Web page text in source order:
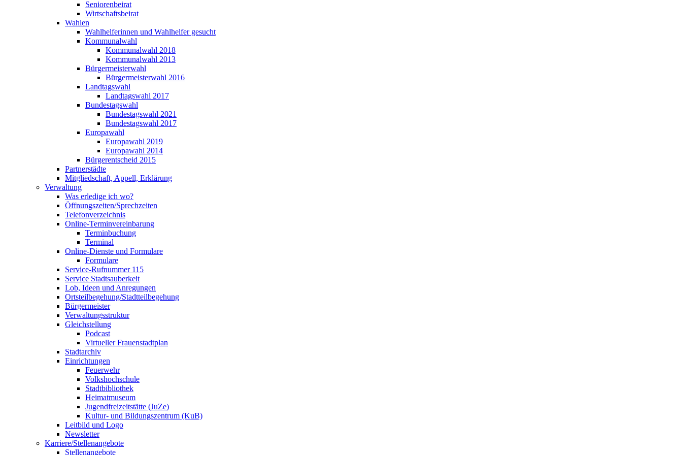
Seniorenbeirat
Wirtschaftsbeirat
Wahlen
Wahlhelferinnen und Wahlhelfer gesucht
Kommunalwahl
Kommunalwahl 2018
Kommunalwahl 2013
Bürgermeisterwahl
Bürgermeisterwahl 2016
Landtagswahl
Landtagswahl 2017
Bundestagswahl
Bundestagswahl 2021
Bundestagswahl 2017
Europawahl
Europawahl 2019
Europawahl 2014
Bürgerentscheid 2015
Partnerstädte
Mitgliedschaft, Appell, Erklärung
Verwaltung
Was erledige ich wo?
Öffnungszeiten/Sprechzeiten
Telefonverzeichnis
Online-Terminvereinbarung
Terminbuchung
Terminal
Online-Dienste und Formulare
Formulare
Service-Rufnummer 115
Service Stadtsauberkeit
Lob, Ideen und Anregungen
Ortsteilbegehung/Stadtteilbegehung
Bürgermeister
Verwaltungsstruktur
Gleichstellung
Podcast
Virtueller Frauenstadtplan
Stadtarchiv
Einrichtungen
Feuerwehr
Volkshochschule
Stadtbibliothek
Heimatmuseum
Jugendfreizeitstätte (JuZe)
Kultur- und Bildungszentrum (KuB)
Leitbild und Logo
Newsletter
Karriere/Stellenangebote
Stellenangebote